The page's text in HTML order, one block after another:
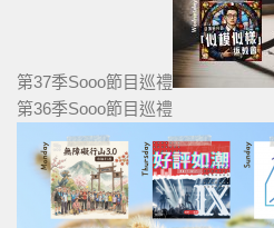
第37季Sooo節目巡禮
第36季Sooo節目巡禮